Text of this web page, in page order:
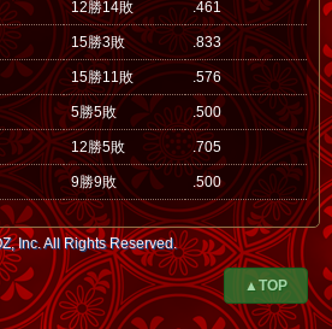
12勝14敗 .461
15勝3敗 .833
15勝11敗 .576
5勝5敗 .500
12勝5敗 .705
9勝9敗 .500
Inc. All Rights Reserved.
▲TOP